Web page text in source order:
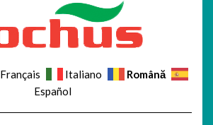
Français Italiano
Română
Español